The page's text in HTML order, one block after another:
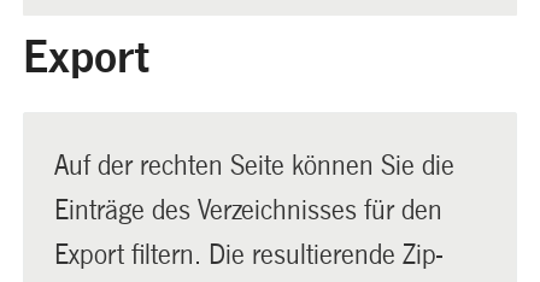
Export
Auf der rechten Seite können Sie die
Einträge des Verzeichnisses für den
Export filtern. Die resultierende Zip-